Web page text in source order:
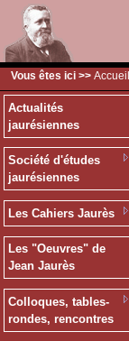
Vous êtes ici >> Accueil
Actualités
jaurésiennes
Société d'études
jaurésiennes
Les Cahiers Jaurès
Les "Oeuvres" de
Jean Jaurès
Colloques, tables-
rondes, rencontres